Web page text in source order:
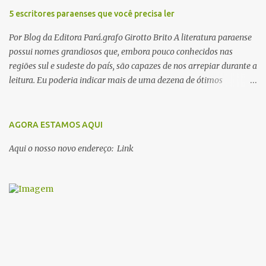
5 escritores paraenses que você precisa ler
Por Blog da Editora Pará.grafo Girotto Brito A literatura paraense
possui nomes grandiosos que, embora pouco conhecidos nas
regiões sul e sudeste do país, são capazes de nos arrepiar durante a
leitura. Eu poderia indicar mais de uma dezena de ótimos
1. Dalcídio Jurandir Nascido na cidade de Ponta de Pedras, Ilha do
dos quais 10 formam o chamado Ciclo do Extremo Norte -- uma
completar seus estudos na cidade grande. A série inicia com o livro
AGORA ESTAMOS AQUI
Aqui o nosso novo endereço: Link